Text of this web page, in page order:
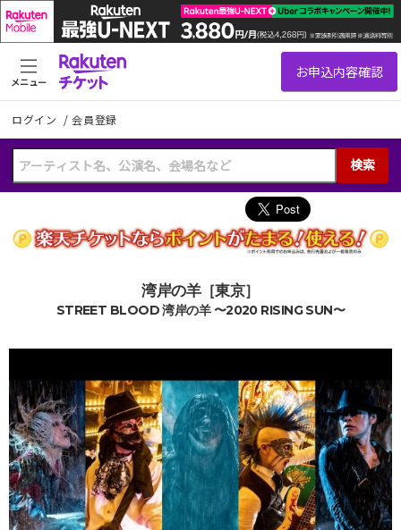
ログイン /会員登録
検索
メニュー
湾岸の羊［東京］
STREET BLOOD 湾岸の羊 〜2020 RISING SUN〜